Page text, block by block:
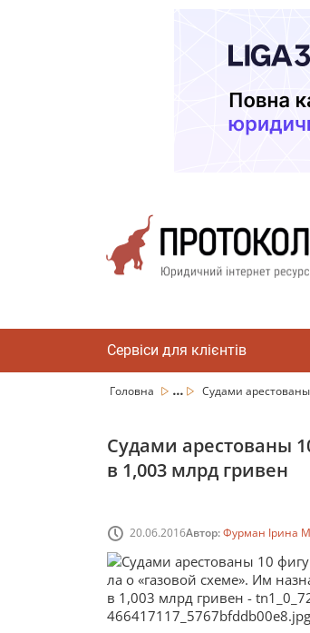
Сервіси для клієнтів
Головна ... Судами арестованы
Судами арестованы
в 1,003 млрд гривен
20.06.2016Автор:Фурман Ірина